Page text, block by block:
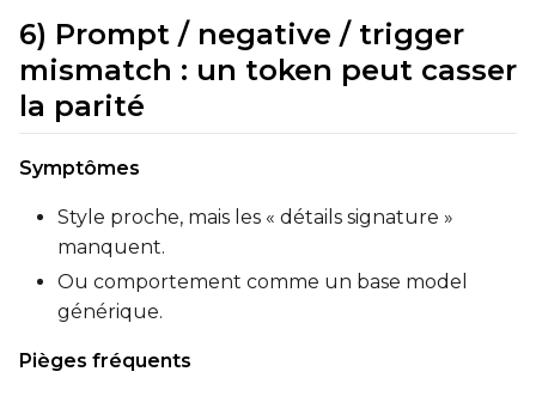
6) Prompt / negative / trigger
mismatch : un token peut casser
la parité
Symptômes
Style proche, mais les « détails signature »
manquent.
Ou comportement comme un base model
générique.
Pièges fréquents